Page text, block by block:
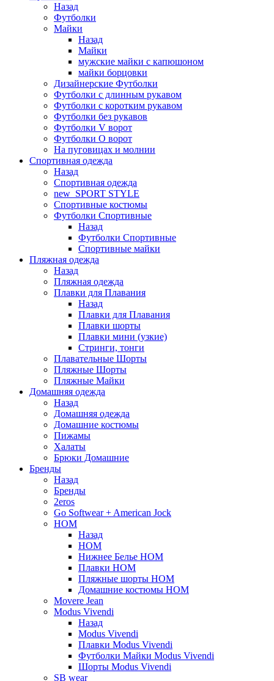
Назад
Футболки
Майки
Назад
Майки
мужские майки с капюшоном
майки борцовки
Дизайнерские Футболки
Футболки с длинным рукавом
Футболки с коротким рукавом
Футболки без рукавов
Футболки V ворот
Футболки O ворот
На пуговицах и молнии
Спортивная одежда
Назад
Спортивная одежда
new_SPORT STYLE
Спортивные костюмы
Футболки Спортивные
Назад
Футболки Спортивные
Спортивные майки
Пляжная одежда
Назад
Пляжная одежда
Плавки для Плавания
Назад
Плавки для Плавания
Плавки шорты
Плавки мини (узкие)
Стринги, тонги
Плавательные Шорты
Пляжные Шорты
Пляжные Майки
Домашняя одежда
Назад
Домашняя одежда
Домашние костюмы
Пижамы
Халаты
Брюки Домашние
Бренды
Назад
Бренды
2eros
Go Softwear + American Jock
HOM
Назад
HOM
Нижнее Белье HOM
Плавки HOM
Пляжные шорты HOM
Домашние костюмы HOM
Movere Jean
Modus Vivendi
Назад
Modus Vivendi
Плавки Modus Vivendi
Футболки Майки Modus Vivendi
Шорты Modus Vivendi
SB wear